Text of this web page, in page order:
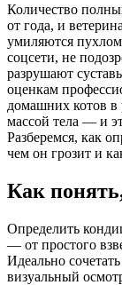
Количество
от года, и
умиляются
соцсети, не
разрушают
оценкам
домашних котов в
массой тела — и
Разберемся, как
чем он грозит и
Как
Определить
— от простого
Идеально
визуальный